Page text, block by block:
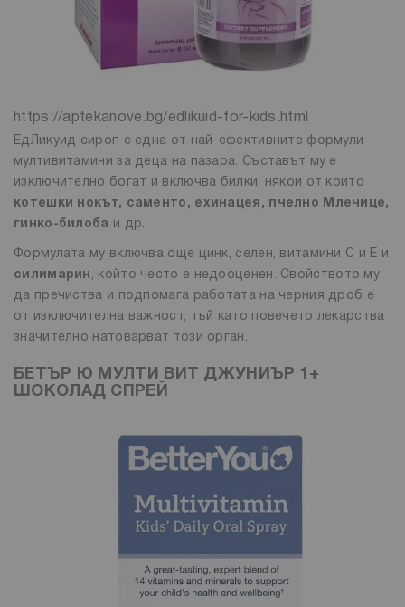
https://aptekanove.bg/edlikuid-for-kids.html
ЕдЛикуид сироп е една от най-ефективните формули
мултивитамини за деца на пазара. Съставът му е
изключително богат и включва билки, някои от които
котешки нокът, саменто, ехинацея, пчелно Млечице,
гинко-билоба
и др.
Формулата му включва още цинк, селен, витамини С и Е и
силимарин , който често е недооценен. Свойството му
да пречиства и подпомага работата на черния дроб е
от изключителна важност, тъй като повечето лекарства
значително натоварват този орган.
БЕТЪР Ю МУЛТИ ВИТ ДЖУНИЪР 1+
ШОКОЛАД СПРЕЙ